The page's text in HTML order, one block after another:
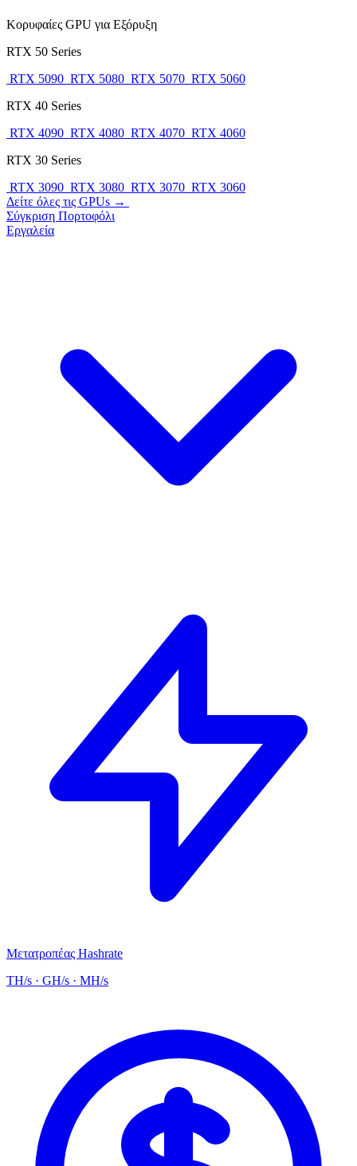
Κορυφαίες GPU για Εξόρυξη
RTX 50 Series
RTX 5090 RTX 5080 RTX 5070 RTX 5060
RTX 40 Series
RTX 4090 RTX 4080 RTX 4070 RTX 4060
RTX 30 Series
RTX 3090 RTX 3080 RTX 3070 RTX 3060
Δείτε όλες τις GPUs →
Σύγκριση Πορτοφόλι
Εργαλεία
Μετατροπέας Hashrate
TH/s · GH/s · MH/s